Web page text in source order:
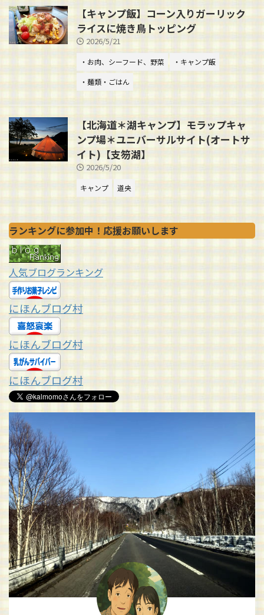
【キャンプ飯】コーン入りガーリック
ライスに焼き鳥トッピング
2026/5/21
・お肉、シーフード、野菜
・キャンプ飯
・麺類・ごはん
【北海道＊湖キャンプ】モラップキャ
ンプ場＊ユニバーサルサイト(オートサ
イト)【支笏湖】
2026/5/20
キャンプ 道央
ランキングに参加中！応援お願いします
人気ブログランキング
にほんブログ村
にほんブログ村
にほんブログ村